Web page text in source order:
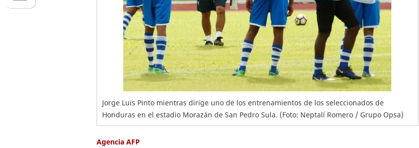
Jorge Luis Pinto mientras dirige uno de los entrenamientos de los seleccionados de
Honduras en el estadio Morazán de San Pedro Sula. (Foto: Neptalí Romero / Grupo Opsa)
Agencia AFP